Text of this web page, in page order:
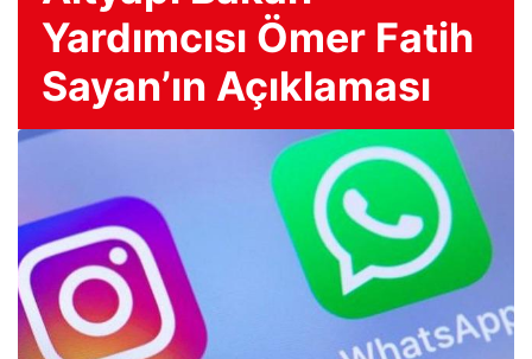
Yardımcısı Ömer Fatih
Sayan’ın Açıklaması